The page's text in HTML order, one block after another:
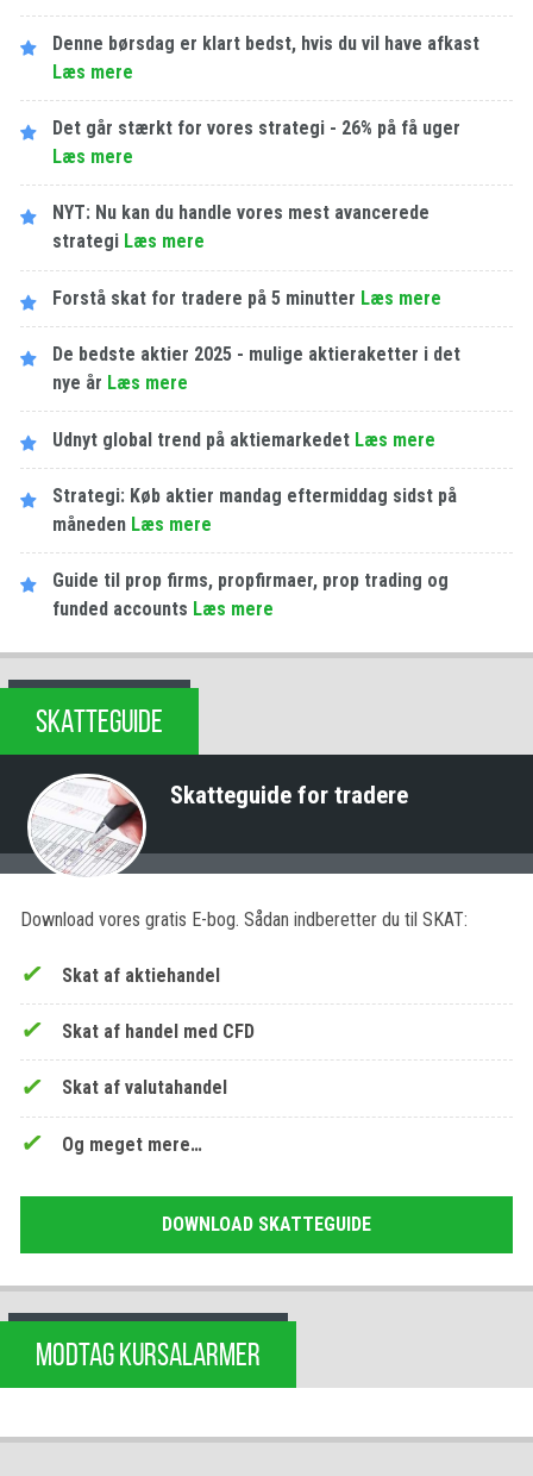
Denne børsdag er klart bedst, hvis du vil have afkast
Læs mere
Det går stærkt for vores strategi - 26% på få uger
Læs mere
NYT: Nu kan du handle vores mest avancerede
strategi Læs mere
Forstå skat for tradere på 5 minutter Læs mere
De bedste aktier 2025 - mulige aktieraketter i det
nye år Læs mere
Udnyt global trend på aktiemarkedet Læs mere
Strategi: Køb aktier mandag eftermiddag sidst på
måneden Læs mere
Guide til prop firms, propfirmaer, prop trading og
funded accounts Læs mere
SKATTEGUIDE
Skatteguide for tradere
Download vores gratis E-bog. Sådan indberetter du til SKAT:
Skat af aktiehandel
Skat af handel med CFD
Skat af valutahandel
Og meget mere…
DOWNLOAD SKATTEGUIDE
MODTAG KURSALARMER